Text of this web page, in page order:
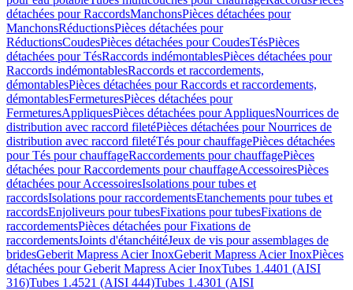
détachées pour RaccordsManchonsPièces détachées pour
ManchonsRéductionsPièces détachées pour
RéductionsCoudesPièces détachées pour CoudesTésPièces
détachées pour TésRaccords indémontablesPièces détachées pour
Raccords indémontablesRaccords et raccordements,
démontablesPièces détachées pour Raccords et raccordements,
démontablesFermeturesPièces détachées pour
FermeturesAppliquesPièces détachées pour AppliquesNourrices de
distribution avec raccord filetéPièces détachées pour Nourrices de
distribution avec raccord filetéTés pour chauffagePièces détachées
pour Tés pour chauffageRaccordements pour chauffagePièces
détachées pour Raccordements pour chauffageAccessoiresPièces
détachées pour AccessoiresIsolations pour tubes et
raccordsIsolations pour raccordementsEtanchements pour tubes et
raccordsEnjoliveurs pour tubesFixations pour tubesFixations de
raccordementsPièces détachées pour Fixations de
raccordementsJoints d'étanchéitéJeux de vis pour assemblages de
bridesGeberit Mapress Acier InoxGeberit Mapress Acier InoxPièces
détachées pour Geberit Mapress Acier InoxTubes 1.4401 (AISI
316)Tubes 1.4521 (AISI 444)Tubes 1.4301 (AISI